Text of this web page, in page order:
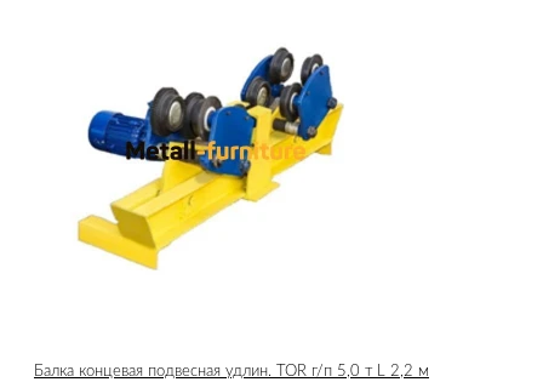
Балка концевая подвесная удлин. TOR г/п 5,0 т L 2,2 м